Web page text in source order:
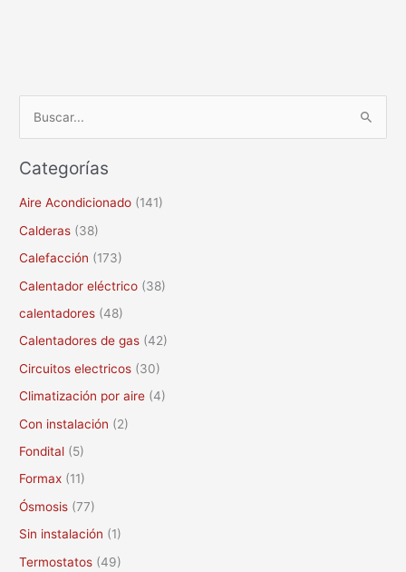
s
c
o
r
:
Categorías
Aire Acondicionado (141)
Calderas (38)
Calefacción (173)
Calentador eléctrico (38)
calentadores (48)
Calentadores de gas (42)
Circuitos electricos (30)
Climatización por aire (4)
Con instalación (2)
Fondital (5)
Formax (11)
Ósmosis (77)
Sin instalación (1)
Termostatos (49)